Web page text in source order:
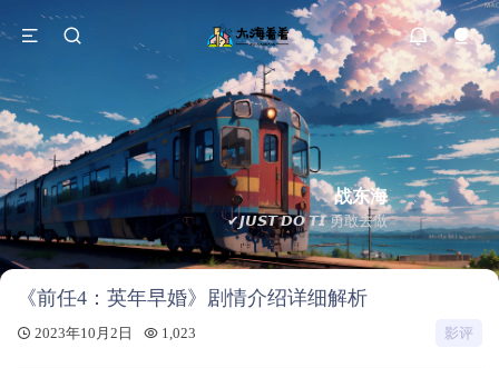
战东海
✔𝙅𝙐𝙎𝙏 𝘿𝙊 𝙏𝙄 勇敢去做
《前任4：英年早婚》剧情介绍详细解析
2023年10月2日 1,023 影评